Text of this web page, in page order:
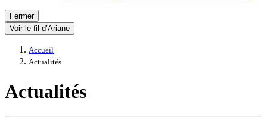
Fermer
Voir le fil d’Ariane
Accueil
Actualités
Actualités